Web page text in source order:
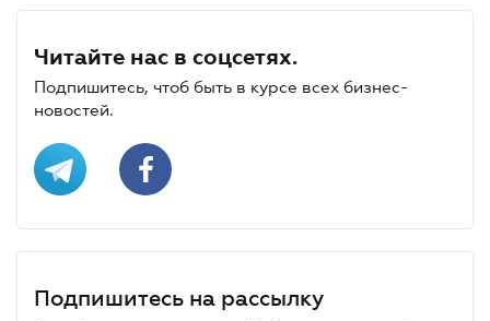
Читайте нас в соцсетях.
Подпишитесь, чтоб быть в курсе всех бизнес-
новостей.
Подпишитесь на рассылку